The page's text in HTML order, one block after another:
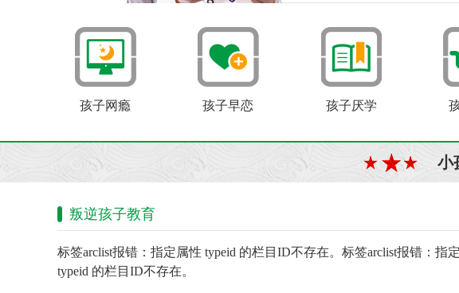
孩子网瘾 孩子早恋 孩子厌学
小
叛逆孩子教育
标签arclist报错：指定属性 typeid 的栏目ID不存在。标签arclist报错：指
typeid 的栏目ID不存在。